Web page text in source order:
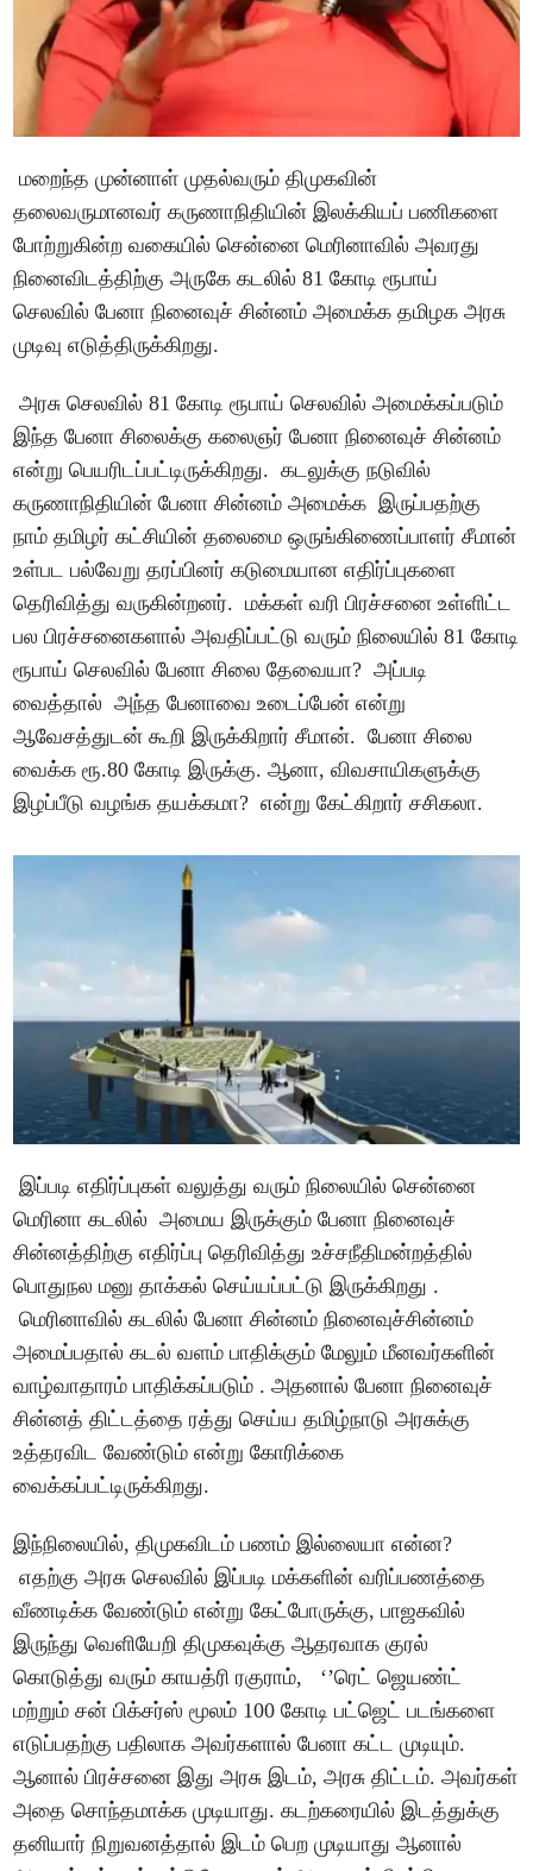
மறைந்த முன்னாள் முதல்வரும் திமுகவின்
தலைவருமானவர் கருணாநிதியின் இலக்கியப் பணிகளை
போற்றுகின்ற வகையில் சென்னை மெரினாவில் அவரது
நினைவிடத்திற்கு அருகே கடலில் 81 கோடி ரூபாய்
செலவில் பேனா நினைவுச் சின்னம் அமைக்க தமிழக அரசு
முடிவு எடுத்திருக்கிறது.
அரசு செலவில் 81 கோடி ரூபாய் செலவில் அமைக்கப்படும்
இந்த பேனா சிலைக்கு கலைஞர் பேனா நினைவுச் சின்னம்
என்று பெயரிடப்பட்டிருக்கிறது. கடலுக்கு நடுவில்
கருணாநிதியின் பேனா சின்னம் அமைக்க இருப்பதற்கு
நாம் தமிழர் கட்சியின் தலைமை ஒருங்கிணைப்பாளர் சீமான்
உள்பட பல்வேறு தரப்பினர் கடுமையான எதிர்ப்புகளை
தெரிவித்து வருகின்றனர். மக்கள் வரி பிரச்சனை உள்ளிட்ட
பல பிரச்சனைகளால் அவதிப்பட்டு வரும் நிலையில் 81 கோடி
ரூபாய் செலவில் பேனா சிலை தேவையா? அப்படி
வைத்தால் அந்த பேனாவை உடைப்பேன் என்று
ஆவேசத்துடன் கூறி இருக்கிறார் சீமான். பேனா சிலை
வைக்க ரூ.80 கோடி இருக்கு. ஆனா, விவசாயிகளுக்கு
இழப்பீடு வழங்க தயக்கமா? என்று கேட்கிறார் சசிகலா.
இப்படி எதிர்ப்புகள் வலுத்து வரும் நிலையில் சென்னை
மெரினா கடலில் அமைய இருக்கும் பேனா நினைவுச்
சின்னத்திற்கு எதிர்ப்பு தெரிவித்து உச்சநீதிமன்றத்தில்
பொதுநல மனு தாக்கல் செய்யப்பட்டு இருக்கிறது .
மெரினாவில் கடலில் பேனா சின்னம் நினைவுச்சின்னம்
அமைப்பதால் கடல் வளம் பாதிக்கும் மேலும் மீனவர்களின்
வாழ்வாதாரம் பாதிக்கப்படும் . அதனால் பேனா நினைவுச்
சின்னத் திட்டத்தை ரத்து செய்ய தமிழ்நாடு அரசுக்கு
உத்தரவிட வேண்டும் என்று கோரிக்கை
வைக்கப்பட்டிருக்கிறது.
இந்நிலையில், திமுகவிடம் பணம் இல்லையா என்ன?
எதற்கு அரசு செலவில் இப்படி மக்களின் வரிப்பணத்தை
வீணடிக்க வேண்டும் என்று கேட்போருக்கு, பாஜகவில்
இருந்து வெளியேறி திமுகவுக்கு ஆதரவாக குரல்
கொடுத்து வரும் காயத்ரி ரகுராம், ‘’ரெட் ஜெயண்ட்
மற்றும் சன் பிக்சர்ஸ் மூலம் 100 கோடி பட்ஜெட் படங்களை
எடுப்பதற்கு பதிலாக அவர்களால் பேனா கட்ட முடியும்.
ஆனால் பிரச்சனை இது அரசு இடம், அரசு திட்டம். அவர்கள்
அதை சொந்தமாக்க முடியாது. கடற்கரையில் இடத்துக்கு
தனியார் நிறுவனத்தால் இடம் பெற முடியாது ஆனால்